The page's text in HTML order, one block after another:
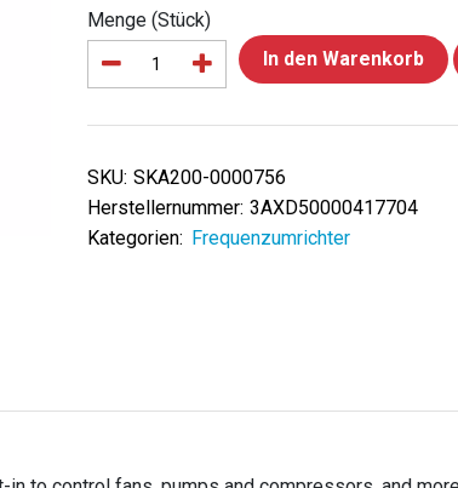
Menge (Stück)
In den Warenkorb
SKU: SKA200-0000756
Herstellernummer: 3AXD50000417704
Kategorien: Frequenzumrichter